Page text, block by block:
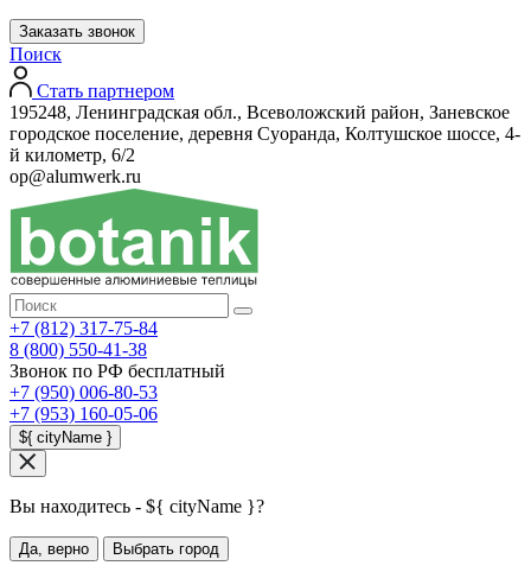
Заказать звонок
Поиск
Стать партнером
195248, Ленинградская обл., Всеволожский район, Заневское
городское поселение, деревня Суоранда, Колтушское шоссе, 4-
й километр, 6/2
op@alumwerk.ru
+7 (812) 317-75-84
8 (800) 550-41-38
Звонок по РФ бесплатный
+7 (950) 006-80-53
+7 (953) 160-05-06
${ cityName }
Вы находитесь - ${ cityName }?
Да, верно Выбрать город